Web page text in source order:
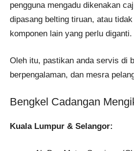
pengguna mengadu dikenakan
dipasang belting tiruan, atau
komponen lain yang perlu diganti.
Oleh itu, pastikan anda servis di
berpengalaman, dan mesra
Bengkel Cadangan
Kuala Lumpur & Selangor: